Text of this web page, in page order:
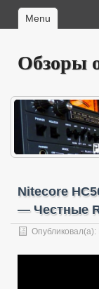
Menu
Обзоры
Nitecore
— Честные
Опубликовал(а):